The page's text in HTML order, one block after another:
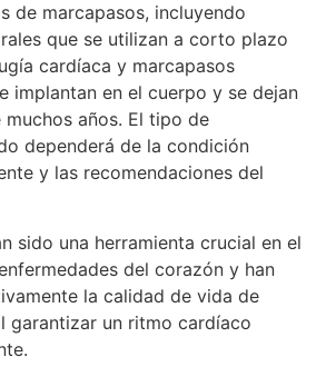
de marcapasos, incluyendo
que se utilizan a corto plazo
cardíaca y marcapasos
implantan en el cuerpo y se dejan
años. El tipo de
dependerá de la condición
y las recomendaciones del
sido una herramienta crucial en el
del corazón y han
la calidad de vida de
garantizar un ritmo cardíaco